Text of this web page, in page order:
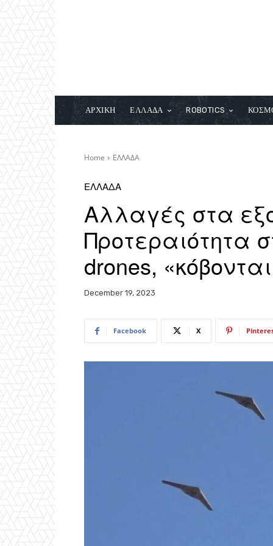
ΑΡΧΙΚΗ ΕΛΛΑΔΑ ROBOTICS
Home ΕΛΛΑΔΑ
ΕΛΛΑΔΑ
Αλλαγές στα
Προτεραιότητα
drones,
December 19, 2023
Facebook X